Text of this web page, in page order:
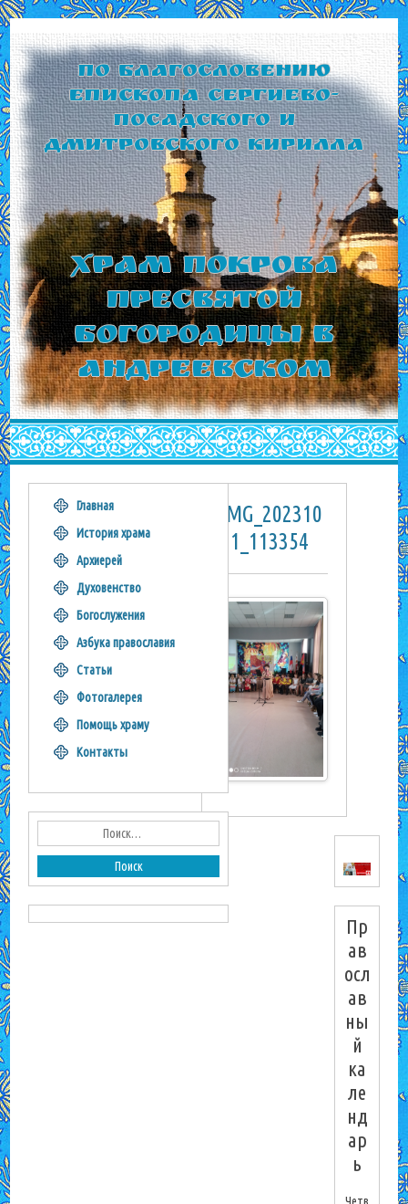
По благословению
Епископа Сергиево-
Посадского и
Дмитровского Кирилла
Храм Покрова
Пресвятой
Богородицы в
Андреевском
IMG_202310
11_113354
Пр
ав
осл
ав
ны
й
ка
ле
нд
ар
ь
Главная
История храма
Архиерей
Духовенство
Богослужения
Азбука православия
Статьи
Фотогалерея
Помощь храму
Контакты